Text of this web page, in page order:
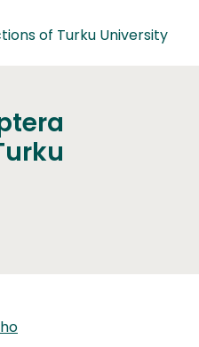
of Turku University